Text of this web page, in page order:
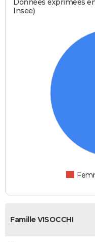
Données exprimées
Insee)
Famille VISOCCHI